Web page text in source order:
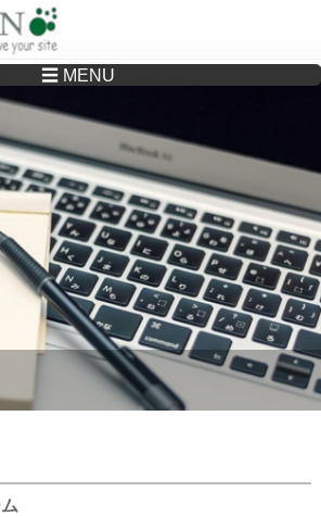
こに頼んでいいか分からない方へ…まずはご相談く
☰ MENU